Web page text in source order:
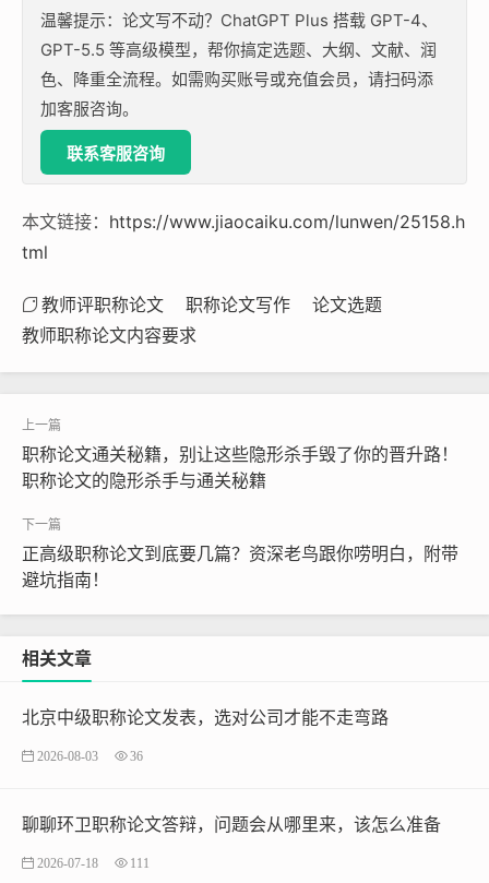
温馨提示：论文写不动？ChatGPT Plus 搭载 GPT-4、
GPT-5.5 等高级模型，帮你搞定选题、大纲、文献、润
色、降重全流程。如需购买账号或充值会员，请扫码添
加客服咨询。
联系客服咨询
本文链接： https://www.jiaocaiku.com/lunwen/25158.h
tml
教师评职称论文 职称论文写作
论文选题
教师职称论文内容要求
职称论文通关秘籍，别让这些隐形杀手毁了你的晋升路！
职称论文的隐形杀手与通关秘籍
正高级职称论文到底要几篇？资深老鸟跟你唠明白，附带
避坑指南！
相关文章
北京中级职称论文发表，选对公司才能不走弯路
2026-08-03 36
聊聊环卫职称论文答辩，问题会从哪里来，该怎么准备
2026-07-18 111